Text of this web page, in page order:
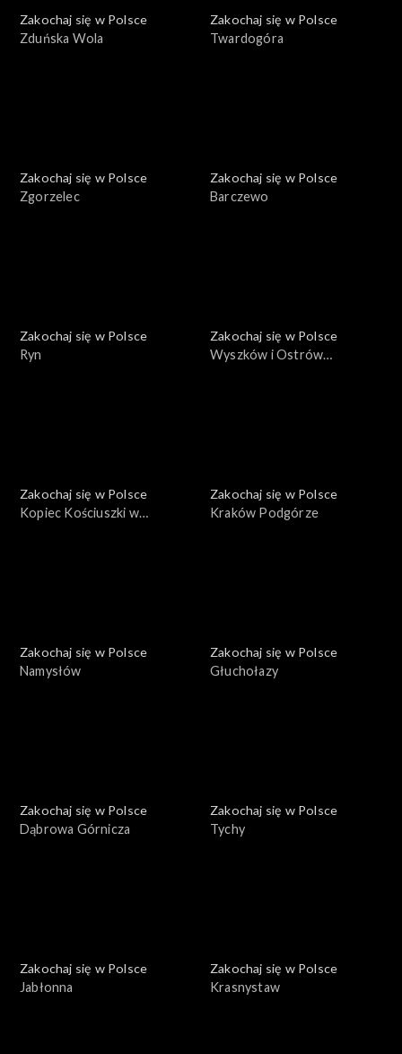
Zakochaj się w Polsce
Zduńska Wola
Zakochaj się w Polsce
Twardogóra
Zakochaj się w Polsce
Zgorzelec
Zakochaj się w Polsce
Barczewo
Zakochaj się w Polsce
Ryn
Zakochaj się w Polsce
Wyszków i Ostrów
Zakochaj się w Polsce
Kopiec Kościuszki w
Zakochaj się w Polsce
Kraków Podgórze
Zakochaj się w Polsce
Namysłów
Zakochaj się w Polsce
Głuchołazy
Zakochaj się w Polsce
Dąbrowa Górnicza
Zakochaj się w Polsce
Tychy
Zakochaj się w Polsce
Jabłonna
Zakochaj się w Polsce
Krasnystaw